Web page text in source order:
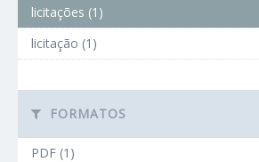
licitações (1)
licitação (1)
FORMATOS
PDF (1)